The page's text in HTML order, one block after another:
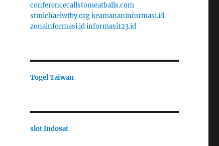
conferencecallstomeatballs.com
stmichaelwtby.orgkeamananinformasi.id
zonainformasi.idinformasi123.id
Togel Taiwan
slot Indosat